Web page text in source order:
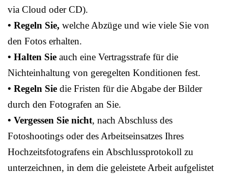
via Cloud oder CD).
• Regeln Sie, welche Abzüge und wie viele Sie von
den Fotos erhalten.
• Halten Sie auch eine Vertragsstrafe für die
Nichteinhaltung von geregelten Konditionen fest.
• Regeln Sie die Fristen für die Abgabe der Bilder
durch den Fotografen an Sie.
• Vergessen Sie nicht, nach Abschluss des
Fotoshootings oder des Arbeitseinsatzes Ihres
Hochzeitsfotografens ein Abschlussprotokoll zu
unterzeichnen, in dem die geleistete Arbeit aufgelistet